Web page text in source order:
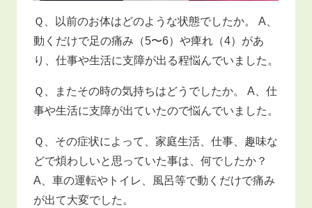
Ｑ、以前のお体はどのような状態でしたか。 A、
動くだけで足の痛み（5〜6）や痺れ（4）があ
り、仕事や生活に支障が出る程悩んでいました。
Ｑ、またその時の気持ちはどうでしたか。 A、仕
事や生活に支障が出ていたので悩んでいました。
Ｑ、その症状によって、家庭生活、仕事、趣味な
どで煩わしいと思っていた事は、何でしたか？
A、車の運転やトイレ、風呂等で動くだけで痛み
が出て大変でした。